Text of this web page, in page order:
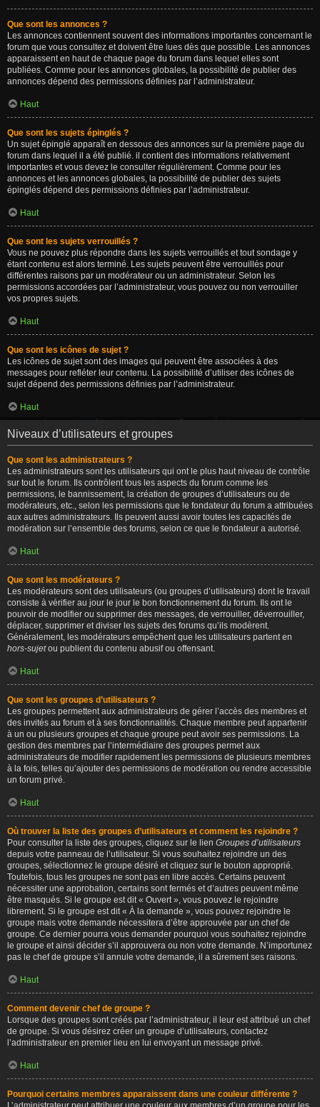
Que sont les annonces ?
Les annonces contiennent souvent des informations importantes concernant le
forum que vous consultez et doivent être lues dès que possible. Les annonces
apparaissent en haut de chaque page du forum dans lequel elles sont
publiées. Comme pour les annonces globales, la possibilité de publier des
annonces dépend des permissions définies par l’administrateur.
Haut
Que sont les sujets épinglés ?
Un sujet épinglé apparaît en dessous des annonces sur la première page du
forum dans lequel il a été publié. il contient des informations relativement
importantes et vous devez le consulter régulièrement. Comme pour les
annonces et les annonces globales, la possibilité de publier des sujets
épinglés dépend des permissions définies par l’administrateur.
Haut
Que sont les sujets verrouillés ?
Vous ne pouvez plus répondre dans les sujets verrouillés et tout sondage y
étant contenu est alors terminé. Les sujets peuvent être verrouillés pour
différentes raisons par un modérateur ou un administrateur. Selon les
permissions accordées par l’administrateur, vous pouvez ou non verrouiller
vos propres sujets.
Haut
Que sont les icônes de sujet ?
Les icônes de sujet sont des images qui peuvent être associées à des
messages pour refléter leur contenu. La possibilité d’utiliser des icônes de
sujet dépend des permissions définies par l’administrateur.
Haut
Niveaux d’utilisateurs et groupes
Que sont les administrateurs ?
Les administrateurs sont les utilisateurs qui ont le plus haut niveau de contrôle
sur tout le forum. Ils contrôlent tous les aspects du forum comme les
permissions, le bannissement, la création de groupes d’utilisateurs ou de
modérateurs, etc., selon les permissions que le fondateur du forum a attribuées
aux autres administrateurs. Ils peuvent aussi avoir toutes les capacités de
modération sur l’ensemble des forums, selon ce que le fondateur a autorisé.
Haut
Que sont les modérateurs ?
Les modérateurs sont des utilisateurs (ou groupes d’utilisateurs) dont le travail
consiste à vérifier au jour le jour le bon fonctionnement du forum. Ils ont le
pouvoir de modifier ou supprimer des messages, de verrouiller, déverrouiller,
déplacer, supprimer et diviser les sujets des forums qu’ils modèrent.
Généralement, les modérateurs empêchent que les utilisateurs partent en
hors-sujetou publient du contenu abusif ou offensant.
Haut
Que sont les groupes d’utilisateurs ?
Les groupes permettent aux administrateurs de gérer l’accès des membres et
des invités au forum et à ses fonctionnalités. Chaque membre peut appartenir
à un ou plusieurs groupes et chaque groupe peut avoir ses permissions. La
gestion des membres par l’intermédiaire des groupes permet aux
administrateurs de modifier rapidement les permissions de plusieurs membres
à la fois, telles qu’ajouter des permissions de modération ou rendre accessible
un forum privé.
Haut
Où trouver la liste des groupes d’utilisateurs et comment les rejoindre ?
Pour consulter la liste des groupes, cliquez sur le lien Groupes d’utilisateurs
depuis votre panneau de l’utilisateur. Si vous souhaitez rejoindre un des
groupes, sélectionnez le groupe désiré et cliquez sur le bouton approprié.
Toutefois, tous les groupes ne sont pas en libre accès. Certains peuvent
nécessiter une approbation, certains sont fermés et d’autres peuvent même
être masqués. Si le groupe est dit « Ouvert », vous pouvez le rejoindre
librement. Si le groupe est dit « À la demande », vous pouvez rejoindre le
groupe mais votre demande nécessitera d’être approuvée par un chef de
groupe. Ce dernier pourra vous demander pourquoi vous souhaitez rejoindre
le groupe et ainsi décider s’il approuvera ou non votre demande. N’importunez
pas le chef de groupe s’il annule votre demande, il a sûrement ses raisons.
Haut
Comment devenir chef de groupe ?
Lorsque des groupes sont créés par l’administrateur, il leur est attribué un chef
de groupe. Si vous désirez créer un groupe d’utilisateurs, contactez
l’administrateur en premier lieu en lui envoyant un message privé.
Haut
Pourquoi certains membres apparaissent dans une couleur différente ?